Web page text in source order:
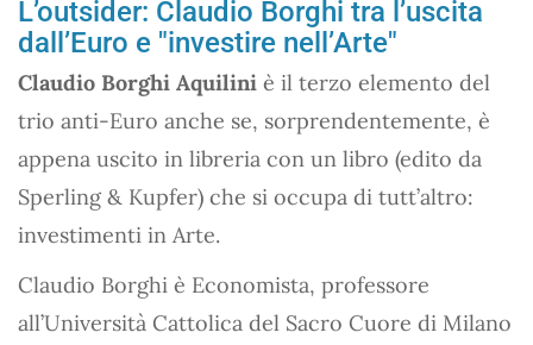
L’outsider: Claudio Borghi tra l’uscita
dall’Euro e "investire nell’Arte"
Claudio Borghi Aquilini è il terzo elemento del
trio anti-Euro anche se, sorprendentemente, è
appena uscito in libreria con un libro (edito da
Sperling & Kupfer) che si occupa di tutt’altro:
investimenti in Arte.
Claudio Borghi è Economista, professore
all’Università Cattolica del Sacro Cuore di Milano